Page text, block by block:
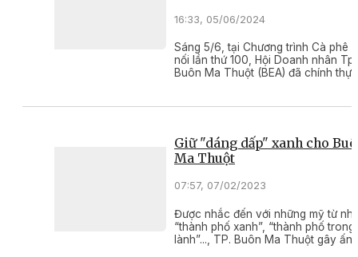
16:33, 05/06/2024
Sáng 5/6, tại Chương trình Cà phê
nối lần thứ 100, Hội Doanh nhân Tp.
Buôn Ma Thuột (BEA) đã chính
BEAgo”.
Giữ "dáng dấp" xanh cho
Ma Thuột
07:57, 07/02/2023
Được nhắc đến với những mỹ từ
“thành phố xanh”, “thành phố trong
lành”..., TP. Buôn Ma Thuột gây ấn